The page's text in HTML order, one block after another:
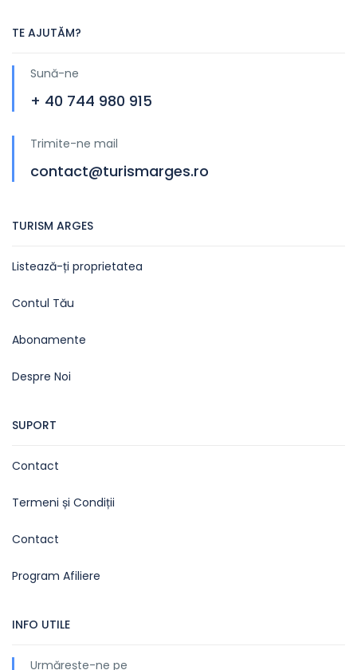
TE AJUTĂM?
Sună-ne
+ 40 744 980 915
Trimite-ne mail
contact@turismarges.ro
TURISM ARGES
Listează-ți proprietatea
Contul Tău
Abonamente
Despre Noi
SUPORT
Contact
Termeni și Condiții
Contact
Program Afiliere
INFO UTILE
Urmărește-ne pe